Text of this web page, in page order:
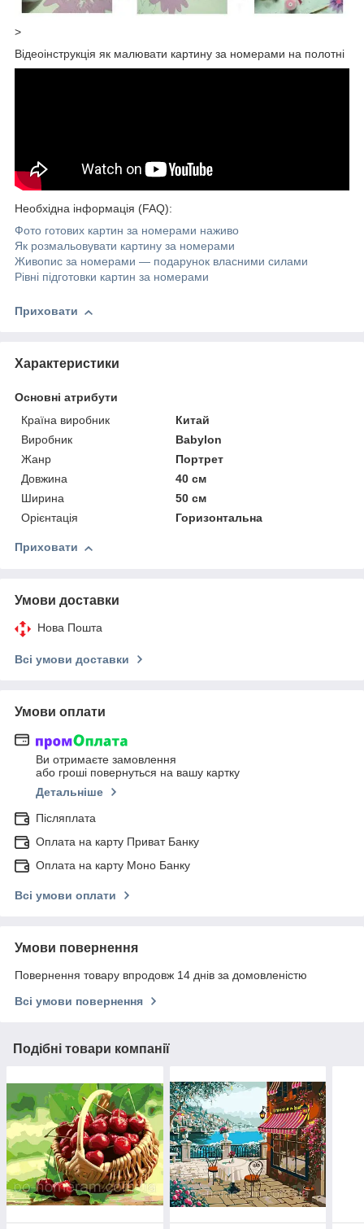
>
Відеоінструкція як малювати картину за номерами на полотні
Необхідна інформація (FAQ):
Фото готових картин за номерами наживо
Як розмальовувати картину за номерами
Живопис за номерами — подарунок власними силами
Рівні підготовки картин за номерами
Приховати
Характеристики
Основні атрибути
Країна виробник
Китай
Виробник
Babylon
Жанр
Портрет
Довжина
40 см
Ширина
50 см
Орієнтація
Горизонтальна
Приховати
Умови доставки
Нова Пошта
Всі умови доставки
Умови оплати
Ви отримаєте замовлення
або гроші повернуться на вашу картку
Детальніше
Післяплата
Оплата на карту Приват Банку
Оплата на карту Моно Банку
Всі умови оплати
Умови повернення
Повернення товару впродовж 14 днів за домовленістю
Всі умови повернення
Подібні товари компанії